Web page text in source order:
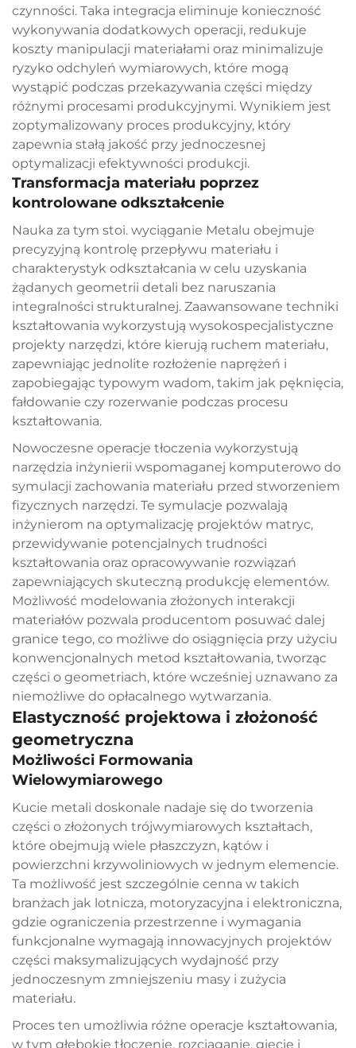
czynności. Taka integracja eliminuje konieczność
wykonywania dodatkowych operacji, redukuje
koszty manipulacji materiałami oraz minimalizuje
ryzyko odchyleń wymiarowych, które mogą
wystąpić podczas przekazywania części między
różnymi procesami produkcyjnymi. Wynikiem jest
zoptymalizowany proces produkcyjny, który
zapewnia stałą jakość przy jednoczesnej
optymalizacji efektywności produkcji.
Transformacja materiału poprzez
kontrolowane odkształcenie
Nauka za tym stoi. wyciąganie Metalu obejmuje
precyzyjną kontrolę przepływu materiału i
charakterystyk odkształcania w celu uzyskania
żądanych geometrii detali bez naruszania
integralności strukturalnej. Zaawansowane techniki
kształtowania wykorzystują wysokospecjalistyczne
projekty narzędzi, które kierują ruchem materiału,
zapewniając jednolite rozłożenie naprężeń i
zapobiegając typowym wadom, takim jak pęknięcia,
fałdowanie czy rozerwanie podczas procesu
kształtowania.
Nowoczesne operacje tłoczenia wykorzystują
narzędzia inżynierii wspomaganej komputerowo do
symulacji zachowania materiału przed stworzeniem
fizycznych narzędzi. Te symulacje pozwalają
inżynierom na optymalizację projektów matryc,
przewidywanie potencjalnych trudności
kształtowania oraz opracowywanie rozwiązań
zapewniających skuteczną produkcję elementów.
Możliwość modelowania złożonych interakcji
materiałów pozwala producentom posuwać dalej
granice tego, co możliwe do osiągnięcia przy użyciu
konwencjonalnych metod kształtowania, tworząc
części o geometriach, które wcześniej uznawano za
niemożliwe do opłacalnego wytwarzania.
Elastyczność projektowa i złożoność
geometryczna
Możliwości Formowania
Wielowymiarowego
Kucie metali doskonale nadaje się do tworzenia
części o złożonych trójwymiarowych kształtach,
które obejmują wiele płaszczyzn, kątów i
powierzchni krzywoliniowych w jednym elemencie.
Ta możliwość jest szczególnie cenna w takich
branżach jak lotnicza, motoryzacyjna i elektroniczna,
gdzie ograniczenia przestrzenne i wymagania
funkcjonalne wymagają innowacyjnych projektów
części maksymalizujących wydajność przy
jednoczesnym zmniejszeniu masy i zużycia
materiału.
Proces ten umożliwia różne operacje kształtowania,
w tym głębokie tłoczenie, rozciąganie, gięcie i